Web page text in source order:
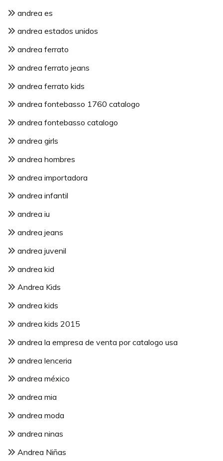
andrea es
andrea estados unidos
andrea ferrato
andrea ferrato jeans
andrea ferrato kids
andrea fontebasso 1760 catalogo
andrea fontebasso catalogo
andrea girls
andrea hombres
andrea importadora
andrea infantil
andrea iu
andrea jeans
andrea juvenil
andrea kid
Andrea Kids
andrea kids
andrea kids 2015
andrea la empresa de venta por catalogo usa
andrea lenceria
andrea méxico
andrea mia
andrea moda
andrea ninas
Andrea Niñas